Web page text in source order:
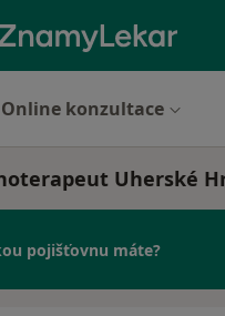
Online konzultace
Uherské
pojišťovnu máte?